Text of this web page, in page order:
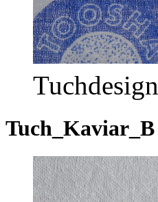
Tuchdesign
Tuch_Kaviar_B